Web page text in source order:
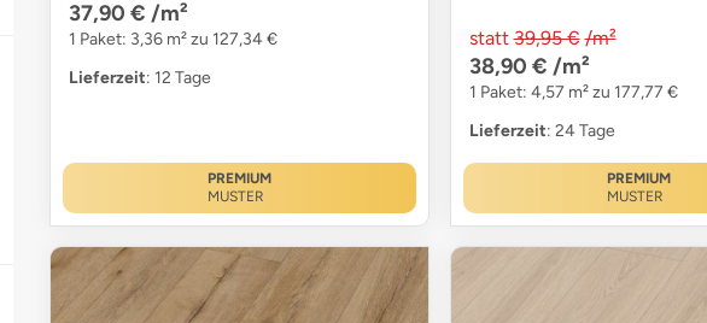
37,90 € /m²
1 Paket: 3,36 m² zu 127,34 €
Lieferzeit: 12 Tage
PREMIUM
MUSTER
statt 39,95 € /m²
38,90 € /m²
1 Paket: 4,57 m² zu 177,77 €
Lieferzeit: 24 Tage
PREMIUM
MUSTER